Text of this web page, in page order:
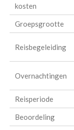
kosten
Groepsgrootte
Reisbegeleiding
Overnachtingen
Reisperiode
Beoordeling